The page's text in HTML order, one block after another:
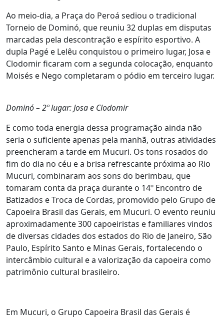
Ao meio-dia, a Praça do Peroá sediou o tradicional
Torneio de Dominó, que reuniu 32 duplas em disputas
marcadas pela descontração e espírito esportivo. A
dupla Pagé e Lelêu conquistou o primeiro lugar, Josa e
Clodomir ficaram com a segunda colocação, enquanto
Moisés e Nego completaram o pódio em terceiro lugar.
Dominó – 2º lugar: Josa e Clodomir
E como toda energia dessa programação ainda não
seria o suficiente apenas pela manhã, outras atividades
preencheram a tarde em Mucuri. Os tons rosados do
fim do dia no céu e a brisa refrescante próxima ao Rio
Mucuri, combinaram aos sons do berimbau, que
tomaram conta da praça durante o 14º Encontro de
Batizados e Troca de Cordas, promovido pelo Grupo de
Capoeira Brasil das Gerais, em Mucuri. O evento reuniu
aproximadamente 300 capoeiristas e familiares vindos
de diversas cidades dos estados do Rio de Janeiro, São
Paulo, Espírito Santo e Minas Gerais, fortalecendo o
intercâmbio cultural e a valorização da capoeira como
patrimônio cultural brasileiro.
Em Mucuri, o Grupo Capoeira Brasil das Gerais é